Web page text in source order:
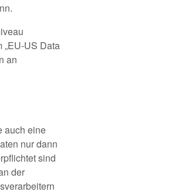
US Data
an
auch eine
nur dann
sind
der